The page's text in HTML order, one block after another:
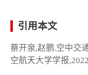
引用本文
蔡开泉,赵鹏.空中交
空航天大学学报